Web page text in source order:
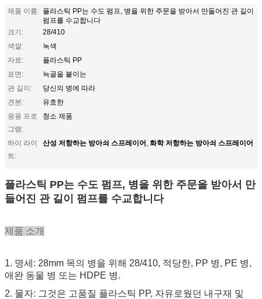
제품 이름: 플라스틱 PP는 수도 펌프, 병을 위한 주문을 받아서 만들어진 관 길이
펌프를 수교합니다
크기:
28/410
색깔:
녹색
자료:
플라스틱 PP
표면:
늑골을 붙이는
관 길이:
당신의 병에 따라
견본:
유효한
응용 프로
그램:
청소 제품
하이 라이
트:
산성 저항하는 방아쇠 스프레이어, 화학 저항하는 방아쇠 스프레이어
플라스틱 PP는 수도 펌프, 병을 위한 주문을 받아서 만
들어진 관 길이 펌프를 수교합니다
제품 소개
1. 명세: 28mm 목의 병을 위해 28/410, 적당한, PP 병, PE 병,
애완 동물 병 또는 HDPE 병.
2. 물자: 그것은 고품질 플라스틱 PP, 자유로웠던 내구재 및